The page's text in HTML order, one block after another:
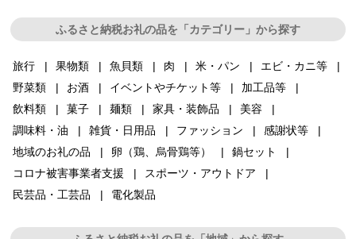
ふるさと納税お礼の品を「カテゴリー」から探す
旅行 果物類 魚貝類 肉 米・パン
エビ・カニ等
野菜類
お酒 イベントやチケット等
加工品等
飲料類
菓子 麺類 家具・装飾品
美容
調味料・油
雑貨・日用品 ファッション
感謝状等
地域のお礼の品
卵（鶏、烏骨鶏等）
鍋セット
コロナ被害事業者支援
スポーツ・アウトドア
民芸品・工芸品
電化製品